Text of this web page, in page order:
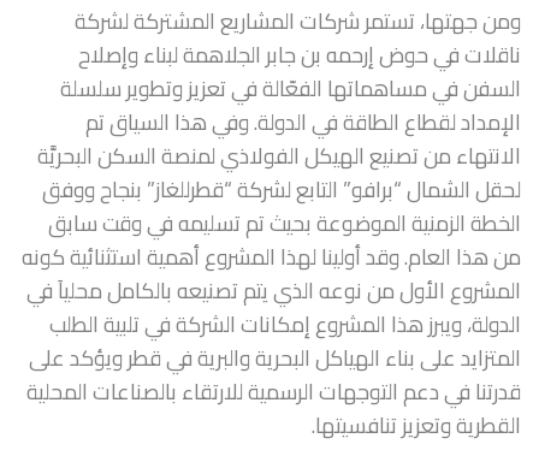
ومن جهتها، تستمر شركات المشاريع المشتركة لشركة
ناقلات في حوض إرحمه بن جابر الجلاهمة لبناء وإصلاح
السفن في مساهماتها الفعّالة في تعزيز وتطوير سلسلة
الإمداد لقطاع الطاقة في الدولة. وفي هذا السياق تم
الانتهاء من تصنيع الهيكل الفولاذي لمنصة السكن البحريَّة
لحقل الشمال “برافو” التابع لشركة “قطرللغاز” بنجاح ووفق
الخطة الزمنية الموضوعة بحيث تم تسليمه في وقت سابق
من هذا العام. وقد أولينا لهذا المشروع أهمية استثنائية كونه
المشروع الأول من نوعه الذي يتم تصنيعه بالكامل محلياَ في
الدولة، ويبرز هذا المشروع إمكانات الشركة في تلبية الطلب
المتزايد على بناء الهياكل البحرية والبرية في قطر ويؤكد على
قدرتنا في دعم التوجهات الرسمية للارتقاء بالصناعات المحلية
القطرية وتعزيز تنافسيتها.